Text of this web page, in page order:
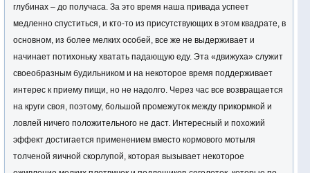
глубинах – до получаса. За это время наша привада успеет
медленно спуститься, и кто-то из присутствующих в этом квадрате, в
основном, из более мелких особей, все же не выдерживает и
начинает потихоньку хватать падающую еду. Эта «движуха» служит
своеобразным будильником и на некоторое время поддерживает
интерес к приему пищи, но не надолго. Через час все возвращается
на круги своя, поэтому, большой промежуток между прикормкой и
ловлей ничего положительного не даст. Интересный и похожий
эффект достигается применением вместо кормового мотыля
толченой яичной скорлупой, которая вызывает некоторое